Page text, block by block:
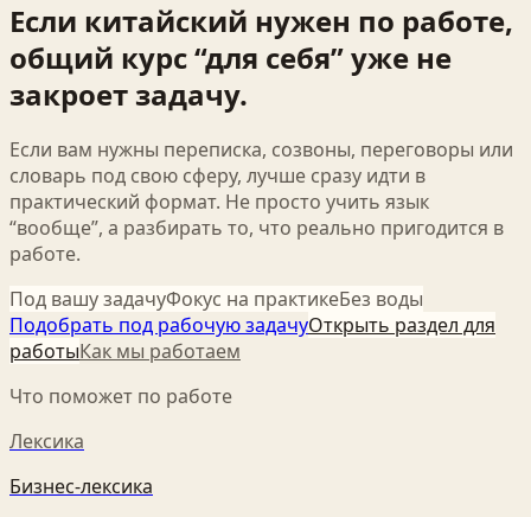
Если китайский нужен по работе,
общий курс “для себя” уже не
закроет задачу.
Если вам нужны переписка, созвоны, переговоры или
словарь под свою сферу, лучше сразу идти в
практический формат. Не просто учить язык
“вообще”, а разбирать то, что реально пригодится в
работе.
Под вашу задачуФокус на практикеБез воды
Подобрать под рабочую задачуОткрыть раздел для
работыКак мы работаем
Что поможет по работе
Лексика
Бизнес-лексика